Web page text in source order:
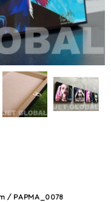
/ PAPMA_0078